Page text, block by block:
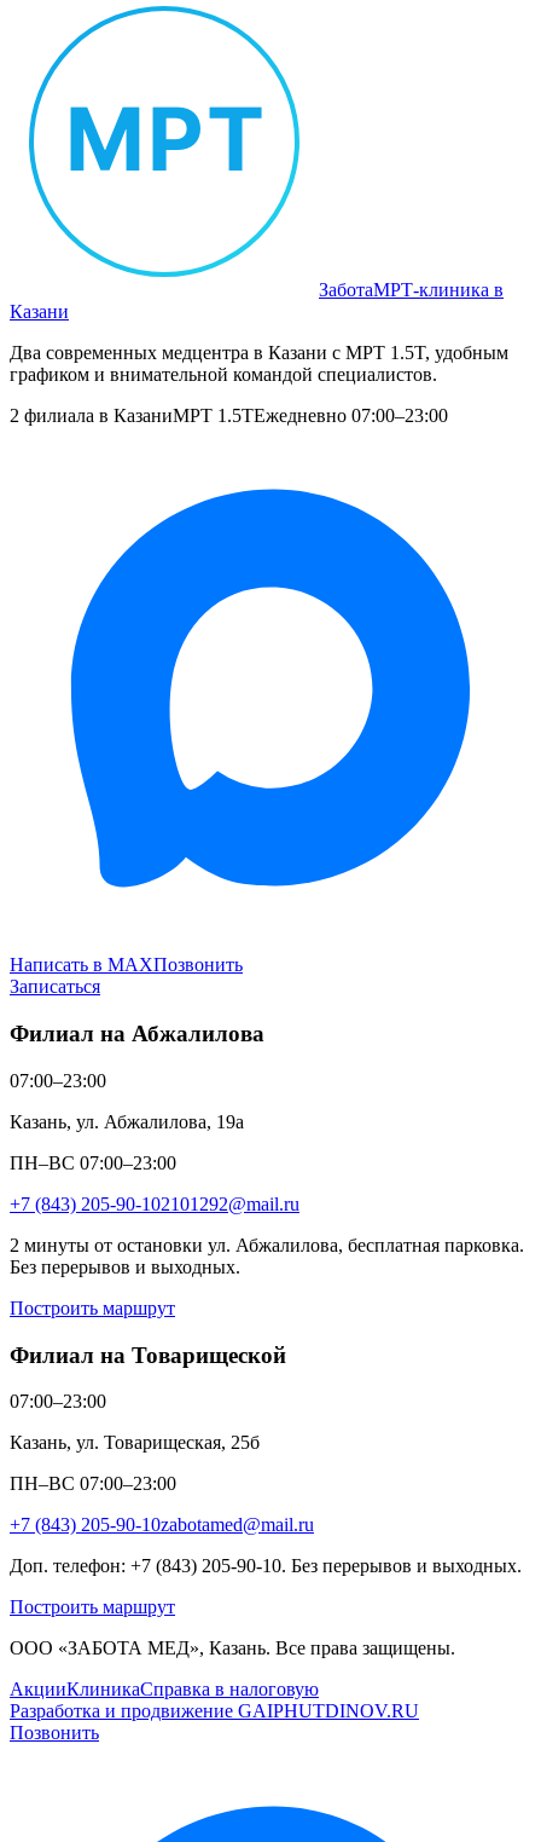
ЗаботаМРТ‑клиника в
Казани
Два современных медцентра в Казани с МРТ 1.5T, удобным
графиком и внимательной командой специалистов.
2 филиала в КазаниМРТ 1.5TЕжедневно 07:00–23:00
Написать в MAXПозвонить
Записаться
Филиал на Абжалилова
07:00–23:00
Казань, ул. Абжалилова, 19а
ПН–ВС 07:00–23:00
+7 (843) 205-90-102101292@mail.ru
2 минуты от остановки ул. Абжалилова, бесплатная парковка.
Без перерывов и выходных.
Построить маршрут
Филиал на Товарищеской
07:00–23:00
Казань, ул. Товарищеская, 25б
ПН–ВС 07:00–23:00
+7 (843) 205-90-10zabotamed@mail.ru
Доп. телефон: +7 (843) 205-90-10. Без перерывов и выходных.
Построить маршрут
ООО «ЗАБОТА МЕД», Казань. Все права защищены.
АкцииКлиникаСправка в налоговую
Разработка и продвижение GAIPHUTDINOV.RU
Позвонить